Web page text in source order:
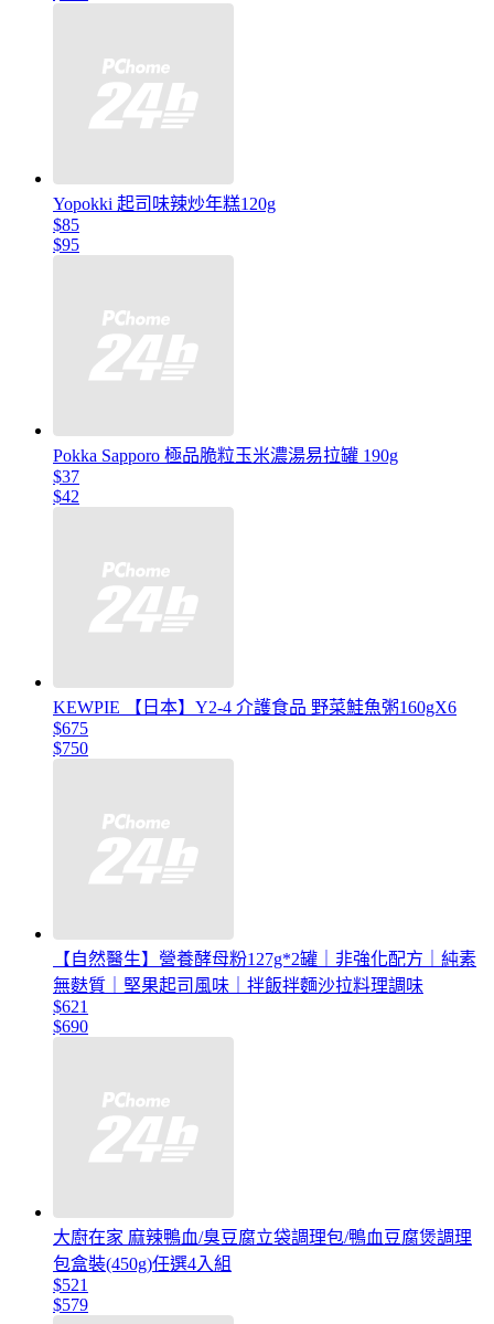
Yopokki 起司味辣炒年糕120g
$85
$95
Pokka Sapporo 極品脆粒玉米濃湯易拉罐 190g
$37
$42
KEWPIE 【日本】Y2-4 介護食品 野菜鮭魚粥160gX6
$675
$750
【自然醫生】營養酵母粉127g*2罐｜非強化配方｜純素
無麩質｜堅果起司風味｜拌飯拌麵沙拉料理調味
$621
$690
大廚在家 麻辣鴨血/臭豆腐立袋調理包/鴨血豆腐煲調理
包盒裝(450g)任選4入組
$521
$579